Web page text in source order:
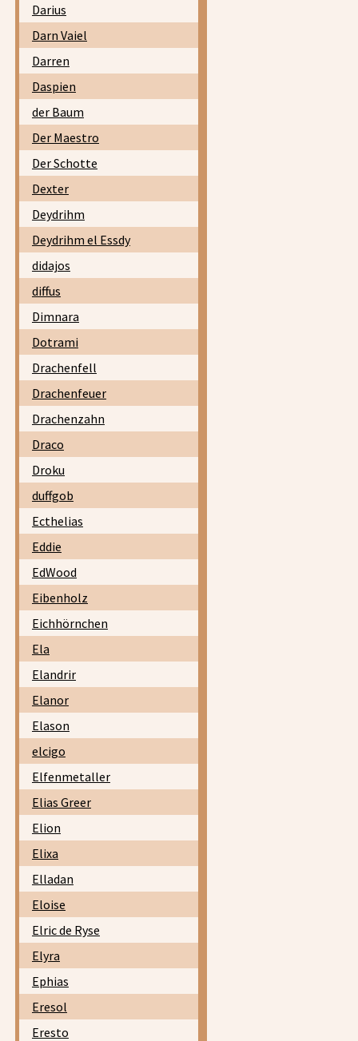
Darius
Darn Vaiel
Darren
Daspien
der Baum
Der Maestro
Der Schotte
Dexter
Deydrihm
Deydrihm el Essdy
didajos
diffus
Dimnara
Dotrami
Drachenfell
Drachenfeuer
Drachenzahn
Draco
Droku
duffgob
Ecthelias
Eddie
EdWood
Eibenholz
Eichhörnchen
Ela
Elandrir
Elanor
Elason
elcigo
Elfenmetaller
Elias Greer
Elion
Elixa
Elladan
Eloise
Elric de Ryse
Elyra
Ephias
Eresol
Eresto